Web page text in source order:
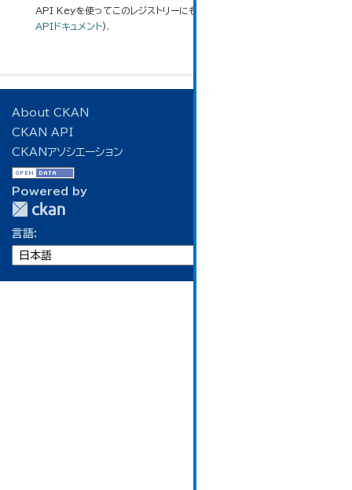
API Keyを使ってこのレジストリーにもアクセス可能です
APIドキュメント).
About CKAN
CKAN API
CKANアソシエーション
Powered by
言語